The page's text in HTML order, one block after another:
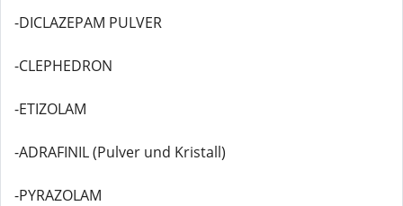
-DICLAZEPAM PULVER
-CLEPHEDRON
-ETIZOLAM
-ADRAFINIL (Pulver und Kristall)
-PYRAZOLAM